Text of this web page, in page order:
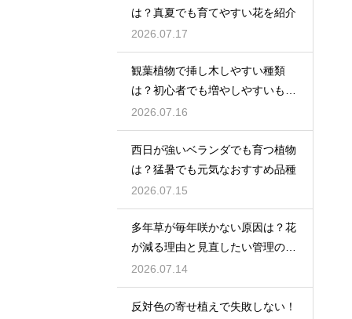
は？真夏でも育てやすい花を紹介
2026.07.17
観葉植物で挿し木しやすい種類
は？初心者でも増やしやすいもの
を紹介
2026.07.16
西日が強いベランダでも育つ植物
は？猛暑でも元気なおすすめ品種
2026.07.15
多年草が毎年咲かない原因は？花
が減る理由と見直したい管理のコ
ツ
2026.07.14
反対色の寄せ植えで失敗しない！